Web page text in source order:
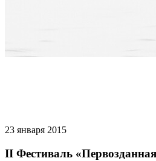
23 января 2015
II Фестиваль